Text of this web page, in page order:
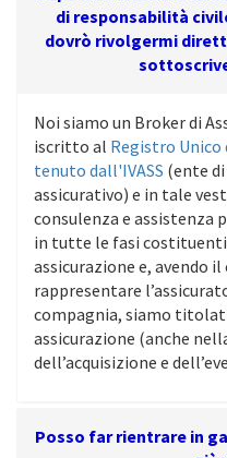
di responsabilità
dovrò rivolgermi
Noi siamo un Broker di
iscritto al Registro
tenuto dall'IVASS (ente
assicurativo) e in tale
consulenza e assistenza
in tutte le fasi costituenti
assicurazione e, avendo
rappresentare
compagnia, siamo
assicurazione (anche
dell’acquisizione e
Posso far rientrare in